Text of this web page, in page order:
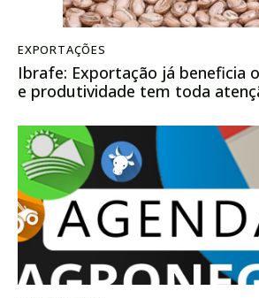
EXPORTAÇÕES
Ibrafe: Exportação já beneficia
e produtividade tem toda